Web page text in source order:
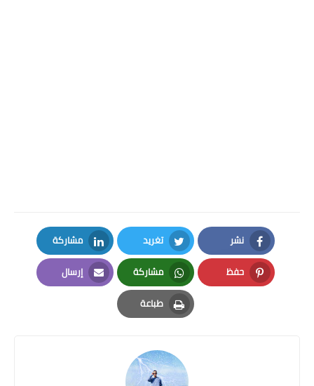
نشر
Facebook
تغريد
Twitter
مشاركة
LinkedIn
حفظ
Pinterest
مشاركة
Whatsapp
إرسال
Email
طباعة
Print